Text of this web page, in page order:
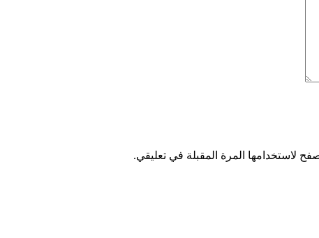
لاستخدامها المرة المقبلة في تعليقي.